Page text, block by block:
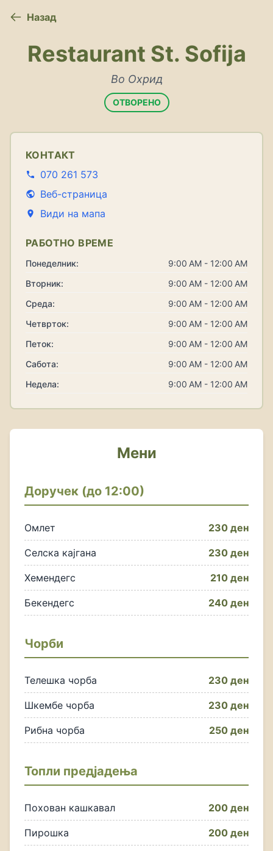
Назад
Restaurant St. Sofija
Во Охрид
ОТВОРЕНО
КОНТАКТ
070 261 573
Веб-страница
Види на мапа
РАБОТНО ВРЕМЕ
Понеделник:
9:00 AM - 12:00 AM
Вторник:
9:00 AM - 12:00 AM
Среда:
9:00 AM - 12:00 AM
Четврток:
9:00 AM - 12:00 AM
Петок:
9:00 AM - 12:00 AM
Сабота:
9:00 AM - 12:00 AM
Недела:
9:00 AM - 12:00 AM
Мени
Доручек (до 12:00)
Омлет 230 ден
Селска кајгана 230 ден
Хемендегс 210 ден
Бекендегс 240 ден
Чорби
Телешка чорба 230 ден
Шкембе чорба 230 ден
Рибна чорба 250 ден
Топли предјадења
Похован кашкавал 200 ден
Пирошка 200 ден